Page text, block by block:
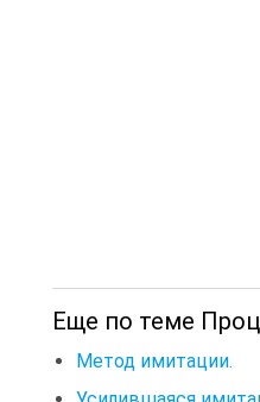
Еще по теме
Метод имитации.